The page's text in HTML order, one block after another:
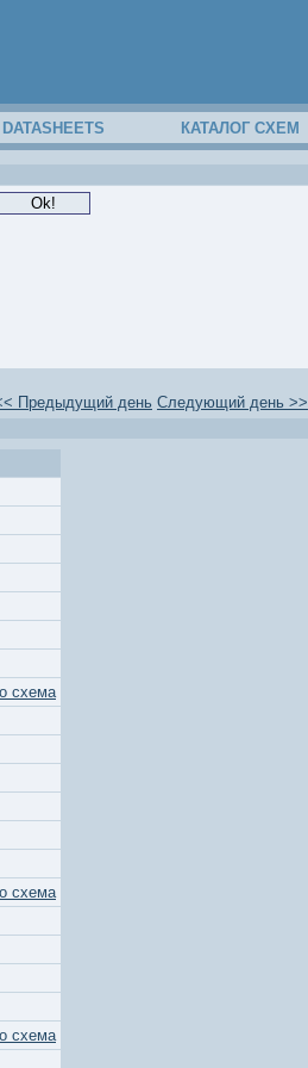
DATASHEETS КАТАЛОГ СХЕМ
Предыдущий день Следующий день >>
схема
схема
схема